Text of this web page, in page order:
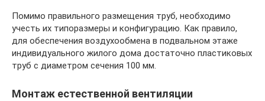
Помимо правильного размещения труб, необходимо
учесть их типоразмеры и конфигурацию. Как правило,
для обеспечения воздухообмена в подвальном этаже
индивидуального жилого дома достаточно пластиковых
труб с диаметром сечения 100 мм.
Монтаж естественной вентиляции